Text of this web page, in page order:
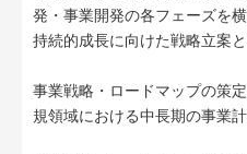
発・事業開発の各フェーズを
持続的成長に向けた戦略立案
事業戦略・ロードマップの策
規領域における中長期の事業